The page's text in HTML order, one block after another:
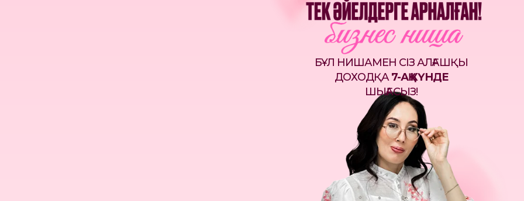
БҰЛ НИШАМЕН СІЗ АЛҒАШҚЫ
ДОХОДҚА7-АҚ КҮНДЕ
ШЫҒАСЫЗ!